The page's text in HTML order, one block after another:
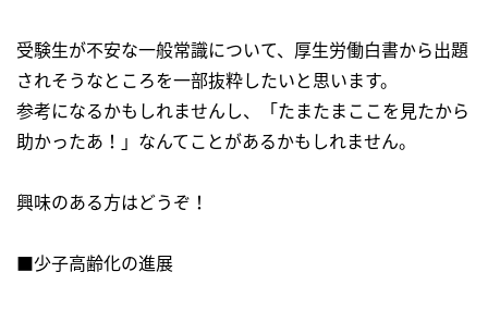
受験生が不安な一般常識について、厚生労働白書から出題
されそうなところを一部抜粋したいと思います。
参考になるかもしれませんし、「たまたまここを見たから
助かったあ！」なんてことがあるかもしれません。
興味のある方はどうぞ！
■少子高齢化の進展